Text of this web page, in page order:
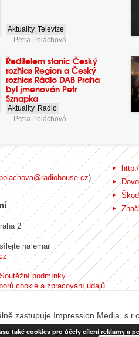
Aktuality,Televize
Petra Poláchová
Ředitelem stanic Český
rozhlas Region a Český
rozhlas Rádio DAB Praha
byl jmenován Petr
Sznapka
Aktuality, Radio
Petra Poláchová
)
2
na email
podmínky
cookie a zpracování údajů
zastupuje Impression Media,
Sídlo: Koperníkova 794/6,
také cookies pro účely cílení reklamy a